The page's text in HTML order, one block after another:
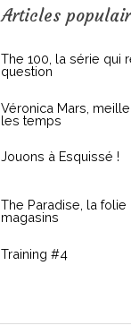
Articles
The 100, la série qui
question
Véronica Mars,
les temps
Jouons à Esquissé !
The Paradise, la
magasins
Training #4